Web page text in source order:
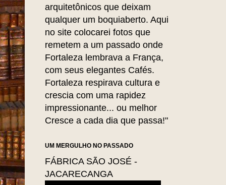
arquitetônicos que deixam
qualquer um boquiaberto. Aqui
no site colocarei fotos que
remetem a um passado onde
Fortaleza lembrava a França,
com seus elegantes Cafés.
Fortaleza respirava cultura e
crescia com uma rapidez
impressionante... ou melhor
Cresce a cada dia que passa!"
UM MERGULHO NO PASSADO
FÁBRICA SÃO JOSÉ -
JACARECANGA